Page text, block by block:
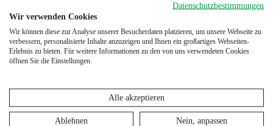
Die Kläranlage wird fünfzig
10. April 2017/inPresseschau
St.Galler Tagblatt, 7. April 2017
wurde eine wichtige Weiche für den inzwischen 50-jährigen
Abwasserverband Altenrhein gestellt – das haben die Vertreter an
der Delegiertenversammlung erfahren.
Datenschutzbestimmungen
Wir verwenden Cookies
Wir können diese zur Analyse unserer Besucherdaten platzieren, um unsere Webseite zu
verbessern, personalisierte Inhalte anzuzeigen und Ihnen ein großartiges Webseiten-
Erlebnis zu bieten. Für weitere Informationen zu den von uns verwendeten Cookies
öffnen Sie die Einstellungen.
Alle akzeptieren
Ablehnen Nein, anpassen